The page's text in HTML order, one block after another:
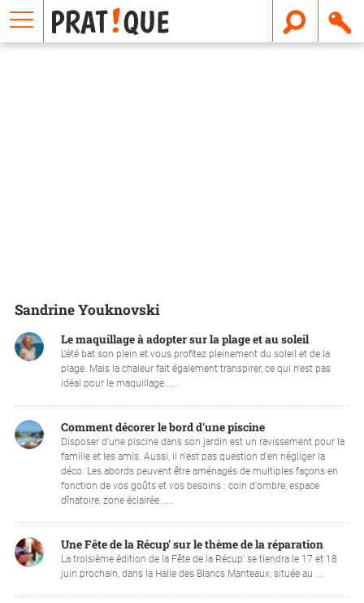
Sandrine Youknovski
Le maquillage à adopter sur la plage et au soleil
L'été bat son plein et vous profitez pleinement du soleil et de la
plage. Mais la chaleur fait également transpirer, ce qui n'est pas
idéal pour le maquillage......
Comment décorer le bord d'une piscine
Disposer d'une piscine dans son jardin est un ravissement pour la
famille et les amis. Aussi, il n'est pas question d'en négliger la
déco. Les abords peuvent être aménagés de multiples façons en
fonction de vos goûts et vos besoins : coin d'ombre, espace
dînatoire, zone éclairée......
Une Fête de la Récup' sur le thème de la réparation
La troisième édition de la Fête de la Récup' se tiendra le 17 et 18
juin prochain, dans la Halle des Blancs Manteaux, située au ...
E
m
a